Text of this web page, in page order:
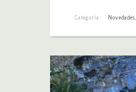
Categoría: Novedades,